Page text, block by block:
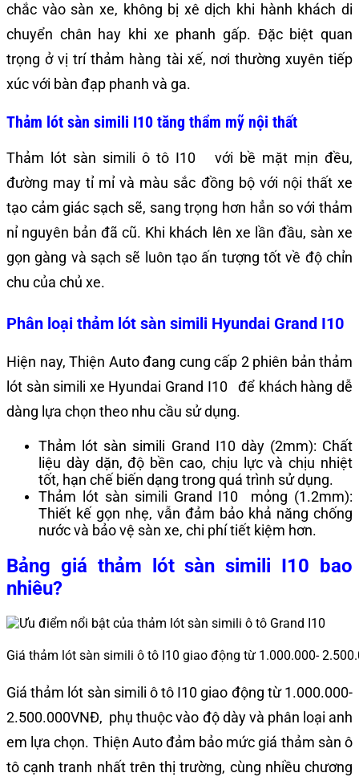
chắc vào sàn xe, không bị xê dịch khi hành khách di
chuyển chân hay khi xe phanh gấp. Đặc biệt quan
trọng ở vị trí thảm hàng tài xế, nơi thường xuyên tiếp
xúc với bàn đạp phanh và ga.
Thảm lót sàn simili I10 tăng thẩm mỹ nội thất
Thảm lót sàn simili ô tô I10 với bề mặt mịn đều,
đường may tỉ mỉ và màu sắc đồng bộ với nội thất xe
tạo cảm giác sạch sẽ, sang trọng hơn hẳn so với thảm
nỉ nguyên bản đã cũ. Khi khách lên xe lần đầu, sàn xe
gọn gàng và sạch sẽ luôn tạo ấn tượng tốt về độ chỉn
chu của chủ xe.
Phân loại thảm lót sàn simili Hyundai Grand I10
Hiện nay, Thiện Auto đang cung cấp 2 phiên bản thảm
lót sàn simili xe Hyundai Grand I10 để khách hàng dễ
dàng lựa chọn theo nhu cầu sử dụng.
Thảm lót sàn simili Grand I10 dày (2mm): Chất
liệu dày dặn, độ bền cao, chịu lực và chịu nhiệt
tốt, hạn chế biến dạng trong quá trình sử dụng.
Thảm lót sàn simili Grand I10 mỏng (1.2mm):
Thiết kế gọn nhẹ, vẫn đảm bảo khả năng chống
nước và bảo vệ sàn xe, chi phí tiết kiệm hơn.
Bảng giá thảm lót sàn simili I10 bao
nhiêu?
Giá thảm lót sàn simili ô tô I10 giao động từ 1.000.000-
Giá thảm lót sàn simili ô tô I10 giao động từ 1.000.000-
2.500.000VNĐ, phụ thuộc vào độ dày và phân loại anh
em lựa chọn. Thiện Auto đảm bảo mức giá thảm sàn ô
tô cạnh tranh nhất trên thị trường, cùng nhiều chương